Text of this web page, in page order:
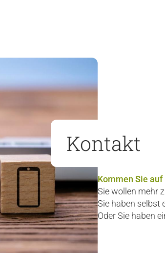
Kontakt
Kommen Sie auf
Sie wollen mehr
Sie haben selbst
Oder Sie haben